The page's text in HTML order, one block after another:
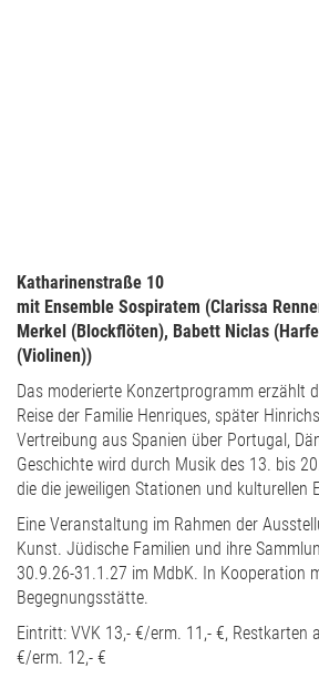
Katharinenstraße 10
mit Ensemble Sospiratem (Clarissa
Merkel (Blockflöten), Babett Niclas
(Violinen))
Das moderierte Konzertprogramm erzählt
Reise der Familie Henriques, später
Vertreibung aus Spanien über Portugal,
Geschichte wird durch Musik des 13. bis
die die jeweiligen Stationen und kulturellen
Eine Veranstaltung im Rahmen der
Kunst. Jüdische Familien und ihre
30.9.26-31.1.27 im MdbK. In Kooperation
Begegnungsstätte.
Eintritt: VVK 13,- €/erm. 11,- €, Restkarten
€/erm. 12,- €